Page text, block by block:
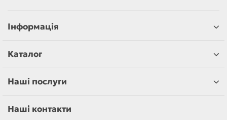
Інформація
Каталог
Наші послуги
Наші контакти